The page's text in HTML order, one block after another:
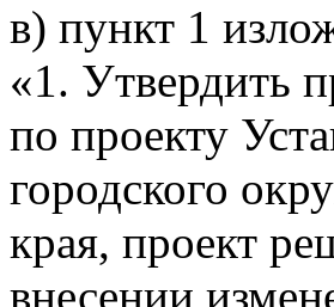
в) пункт 1
«1. Утвердить
по проекту
городского
края, проект
внесении